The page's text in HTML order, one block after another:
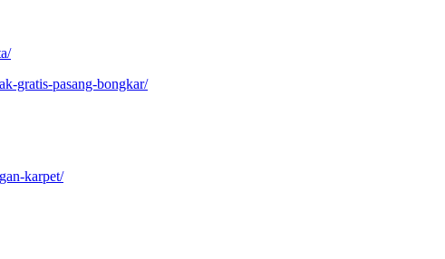
gratis-pasang-bongkar/
karpet/